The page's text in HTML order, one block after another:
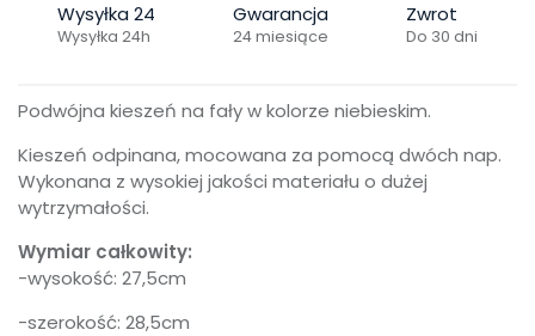
Wysyłka 24
Wysyłka 24h
Gwarancja
24 miesiące
Zwrot
Do 30 dni
Podwójna kieszeń na fały w kolorze niebieskim.
Kieszeń odpinana, mocowana za pomocą dwóch nap.
Wykonana z wysokiej jakości materiału o dużej
wytrzymałości.
Wymiar całkowity:
-wysokość: 27,5cm
-szerokość: 28,5cm